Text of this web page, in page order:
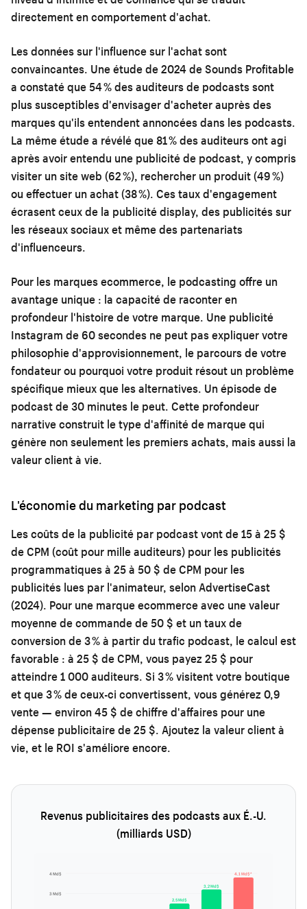
directement en comportement d'achat.
Les données sur l'influence sur l'achat sont
convaincantes. Une étude de 2024 de Sounds Profitable
a constaté que 54 % des auditeurs de podcasts sont
plus susceptibles d'envisager d'acheter auprès des
marques qu'ils entendent annoncées dans les podcasts.
La même étude a révélé que 81 % des auditeurs ont agi
après avoir entendu une publicité de podcast, y compris
visiter un site web (62 %), rechercher un produit (49 %)
ou effectuer un achat (38 %). Ces taux d'engagement
écrasent ceux de la publicité display, des publicités sur
les réseaux sociaux et même des partenariats
d'influenceurs.
Pour les marques ecommerce, le podcasting offre un
avantage unique : la capacité de raconter en
profondeur l'histoire de votre marque. Une publicité
Instagram de 60 secondes ne peut pas expliquer votre
philosophie d'approvisionnement, le parcours de votre
fondateur ou pourquoi votre produit résout un problème
spécifique mieux que les alternatives. Un épisode de
podcast de 30 minutes le peut. Cette profondeur
narrative construit le type d'affinité de marque qui
génère non seulement les premiers achats, mais aussi la
valeur client à vie.
L'économie du marketing par podcast
Les coûts de la publicité par podcast vont de 15 à 25 $
de CPM (coût pour mille auditeurs) pour les publicités
programmatiques à 25 à 50 $ de CPM pour les
publicités lues par l'animateur, selon AdvertiseCast
(2024). Pour une marque ecommerce avec une valeur
moyenne de commande de 50 $ et un taux de
conversion de 3 % à partir du trafic podcast, le calcul est
favorable : à 25 $ de CPM, vous payez 25 $ pour
atteindre 1 000 auditeurs. Si 3 % visitent votre boutique
et que 3 % de ceux-ci convertissent, vous générez 0,9
vente — environ 45 $ de chiffre d'affaires pour une
dépense publicitaire de 25 $. Ajoutez la valeur client à
vie, et le ROI s'améliore encore.
Revenus publicitaires des podcasts aux É.-U.
(milliards USD)
3 Md$
4 Md$
2,5 Md$
3,2 Md$
4,1 Md$*